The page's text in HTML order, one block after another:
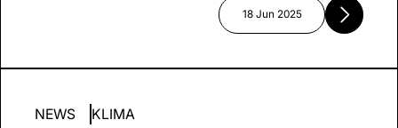
18 Jun 2025
NEWS KLIMA
Koalitionsvertrag 2025: Mogelpackung für Start-